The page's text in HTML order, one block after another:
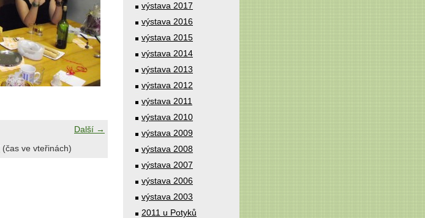
Další →
(čas ve vteřinách)
výstava 2017
výstava 2016
výstava 2015
výstava 2014
výstava 2013
výstava 2012
výstava 2011
výstava 2010
výstava 2009
výstava 2008
výstava 2007
výstava 2006
výstava 2003
2011 u Potyků